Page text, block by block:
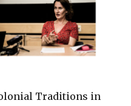
Traditions in